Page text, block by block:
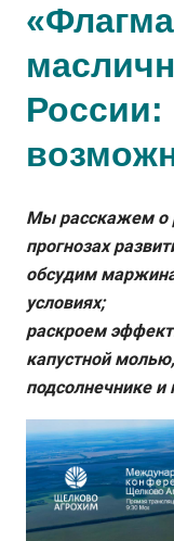
России:
Мы расскажем о
прогнозах
обсудим
условиях;
раскроем
капустной
подсолнечнике и